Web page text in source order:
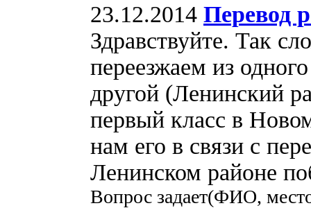
23.12.2014 Перевод
Здравствуйте. Так
переезжаем из
другой (Ленинский
первый класс в
нам его в связи с
Ленинском районе
Вопрос задает(ФИО,